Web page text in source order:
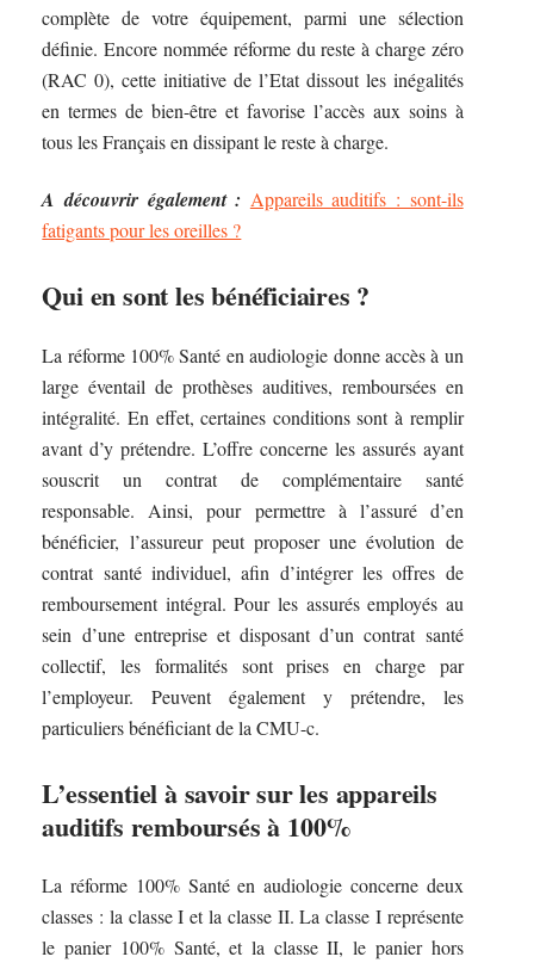
complète de votre équipement, parmi une sélection
définie. Encore nommée réforme du reste à charge zéro
(RAC 0), cette initiative de l’Etat dissout les inégalités
en termes de bien-être et favorise l’accès aux soins à
tous les Français en dissipant le reste à charge.
A découvrir également : Appareils auditifs : sont-ils
fatigants pour les oreilles ?
Qui en sont les bénéficiaires ?
La réforme 100% Santé en audiologie donne accès à un
large éventail de prothèses auditives, remboursées en
intégralité. En effet, certaines conditions sont à remplir
avant d’y prétendre. L’offre concerne les assurés ayant
souscrit un contrat de complémentaire santé
responsable. Ainsi, pour permettre à l’assuré d’en
bénéficier, l’assureur peut proposer une évolution de
contrat santé individuel, afin d’intégrer les offres de
remboursement intégral. Pour les assurés employés au
sein d’une entreprise et disposant d’un contrat santé
collectif, les formalités sont prises en charge par
l’employeur. Peuvent également y prétendre, les
particuliers bénéficiant de la CMU-c.
L’essentiel à savoir sur les appareils
auditifs remboursés à 100%
La réforme 100% Santé en audiologie concerne deux
classes : la classe I et la classe II. La classe I représente
le panier 100% Santé, et la classe II, le panier hors